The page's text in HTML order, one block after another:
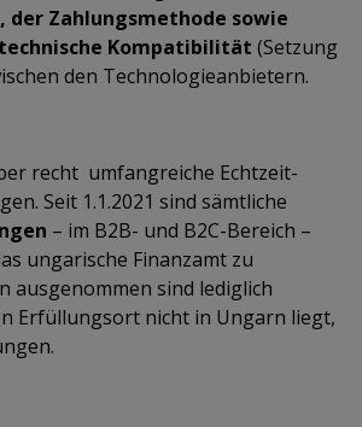
der Zahlungsmethode sowie
Kompatibilität (Setzung
den Technologieanbietern.
recht umfangreiche Echtzeit-
Seit 1.1.2021 sind sämtliche
– im B2B- und B2C-Bereich –
ungarische Finanzamt zu
ausgenommen sind lediglich
Erfüllungsort nicht in Ungarn liegt,